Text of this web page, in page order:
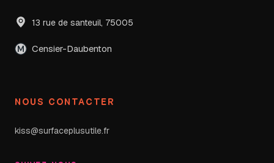
13 rue de santeuil, 75005
Censier-Daubenton
NOUS CONTACTER
kiss@surfaceplusutile.fr